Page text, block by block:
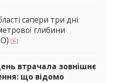
сапери три дні
глибини
втрачала зовнішнє
що відомо